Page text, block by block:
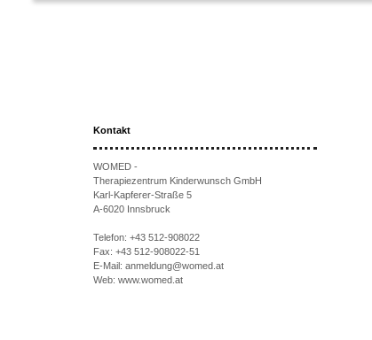
Kontakt
WOMED -
Therapiezentrum Kinderwunsch GmbH
Karl-Kapferer-Straße 5
A-6020 Innsbruck
Telefon: +43 512-908022
Fax: +43 512-908022-51
E-Mail: anmeldung@womed.at
Web: www.womed.at